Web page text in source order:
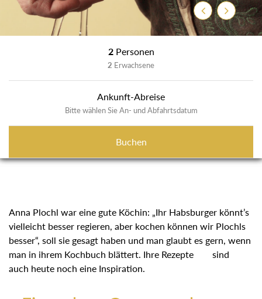
ZurückWeiter
2 Personen
2 Erwachsene
Ankunft-Abreise
Bitte wählen Sie An- und Abfahrtsdatum
Buchen
Anna Plochl war eine gute Köchin: „Ihr Habsburger könnt’s
vielleicht besser regieren, aber kochen können wir Plochls
besser“, soll sie gesagt haben und man glaubt es gern, wenn
man in ihrem Kochbuch blättert. Ihre Rezepte sind
auch heute noch eine Inspiration.